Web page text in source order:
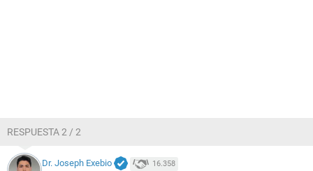
RESPUESTA 2 / 2
Dr. Joseph Exebio 16.358